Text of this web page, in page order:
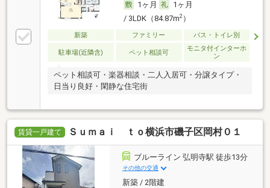
1ヶ月
1ヶ月
/ 3LDK（84.87m2）
新築 ファミリー バス・トイレ別
駐車場(近隣含) ペット相談可
モニタ付インターホ
ン
ペット相談可・楽器相談・二人入居可・分譲タイプ・
日当り良好・閑静な住宅街
賃貸一戸建て Ｓｕｍａｉ ｔｏ横浜市磯子区岡村０１
ブルーライン 弘明寺駅 徒歩13分
その他の交通
新築 / 2階建